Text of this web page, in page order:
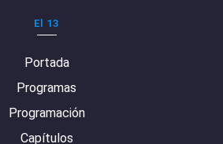
El 13
Portada
Programas
Programación
Capítulos